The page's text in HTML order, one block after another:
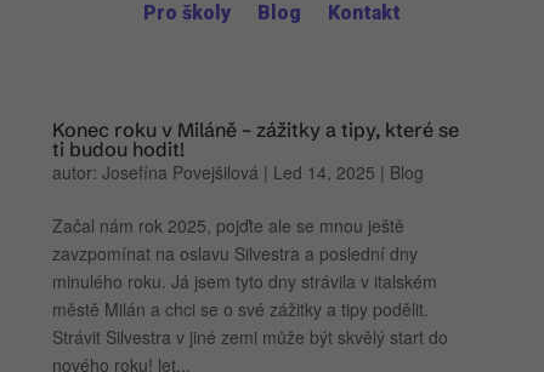
Pro školy Blog Kontakt
Konec roku v Miláně – zážitky a tipy, které se
ti budou hodit!
autor:Josefína Povejšilová | Led 14, 2025 | Blog
Začal nám rok 2025, pojďte ale se mnou ještě
zavzpomínat na oslavu Silvestra a poslední dny
minulého roku. Já jsem tyto dny strávila v italském
městě Milán a chci se o své zážitky a tipy podělit.
Strávit Silvestra v jiné zemi může být skvělý start do
nového roku! let...